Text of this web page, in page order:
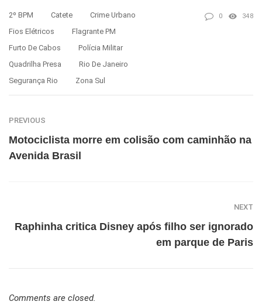
2º BPM Catete
Crime Urbano
Fios Elétricos
Flagrante PM
Furto De Cabos
Polícia Militar
Quadrilha Presa
Rio De Janeiro
Segurança Rio
Zona Sul
0 348
PREVIOUS
Motociclista morre em colisão com caminhão na
Avenida Brasil
NEXT
Raphinha critica Disney após filho ser ignorado
em parque de Paris
Comments are closed.